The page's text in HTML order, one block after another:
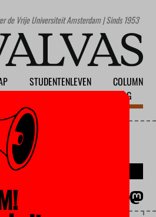
de Vrije Universiteit Amsterdam | Sinds 1953
STUDENTENLEVEN
COLUMN
BLOG